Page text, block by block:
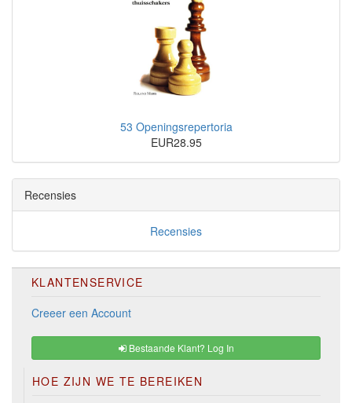
53 Openingsrepertoria
EUR28.95
Recensies
Recensies
KLANTENSERVICE
Creeer een Account
Bestaande Klant? Log In
HOE ZIJN WE TE BEREIKEN